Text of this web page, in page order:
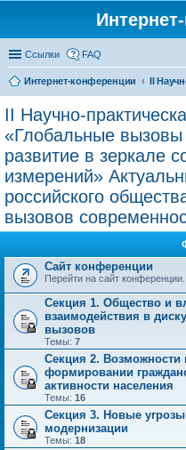
Ссылки FAQ
Интернет-конференции
II Научно-
«Глобальные вызовы
развитие в зеркале
измерений»
российского
вызовов
Сайт конференции
Перейти на сайт конференции.
Секция 1. Общество и
взаимодействия в
вызовов
Темы: 7
Секция 2. Возможности
формировании
активности населения
Темы: 16
Секция 3. Новые
модернизации
Темы: 18